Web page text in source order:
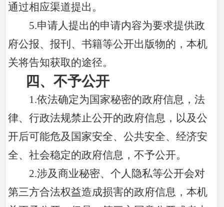
通过相应渠道提出。
5.申请人提出的申请内容为要求提供政
府公报、报刊、书籍等公开出版物的，本机
关将告知获取的途径。
四、不予公开
1.依法确定为国家秘密的政府信息，法
律、行政法规禁止公开的政府信息，以及公
开后可能危及国家安全、公共安全、经济安
全、社会稳定的政府信息，不予公开。
2.涉及商业秘密、个人隐私等公开会对
第三方合法权益造成损害的政府信息，本机